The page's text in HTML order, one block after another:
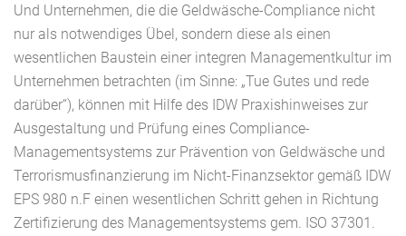
Und Unternehmen, die die Geldwäsche-Compliance nicht
nur als notwendiges Übel, sondern diese als einen
wesentlichen Baustein einer integren Managementkultur im
Unternehmen betrachten (im Sinne: „Tue Gutes und rede
darüber“), können mit Hilfe des IDW Praxishinweises zur
Ausgestaltung und Prüfung eines Compliance-
Managementsystems zur Prävention von Geldwäsche und
Terrorismusfinanzierung im Nicht-Finanzsektor gemäß IDW
EPS 980 n.F einen wesentlichen Schritt gehen in Richtung
Zertifizierung des Managementsystems gem. ISO 37301.